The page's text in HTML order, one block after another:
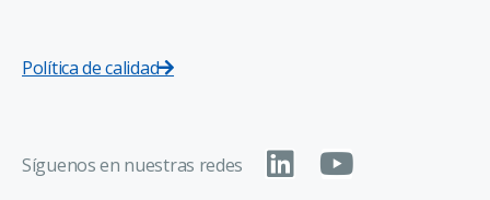
Política de calidad
Síguenos en nuestras redes